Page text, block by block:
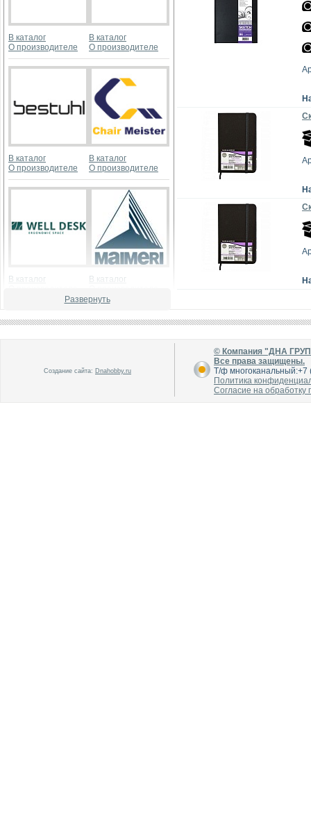
В каталог
О производителе
В каталог
О производителе
В каталог
О производителе
В каталог
О производителе
В каталог
В каталог
Развернуть
Создание сайта: Dnahobby.ru
© Компания "ДНА
Все права защищены.
Т/ф
Политика
Согласие на